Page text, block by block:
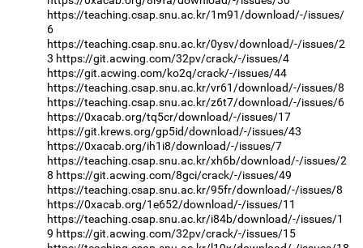
https://teaching.csap.snu.ac.kr/1m91/download/-/issues/
6
https://teaching.csap.snu.ac.kr/0ysv/download/-/issues/2
3 https://git.acwing.com/32pv/crack/-/issues/4
https://git.acwing.com/ko2q/crack/-/issues/44
https://teaching.csap.snu.ac.kr/vr61/download/-/issues/8
https://teaching.csap.snu.ac.kr/z6t7/download/-/issues/6
https://0xacab.org/tq5cr/download/-/issues/17
https://git.krews.org/gp5id/download/-/issues/43
https://0xacab.org/ih1i8/download/-/issues/7
https://teaching.csap.snu.ac.kr/xh6b/download/-/issues/2
8 https://git.acwing.com/8gci/crack/-/issues/49
https://teaching.csap.snu.ac.kr/95fr/download/-/issues/8
https://0xacab.org/1e652/download/-/issues/11
https://teaching.csap.snu.ac.kr/i84b/download/-/issues/1
9 https://git.acwing.com/32pv/crack/-/issues/15